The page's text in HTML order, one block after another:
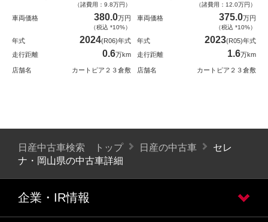
（諸費用：9.8万円）
車両価格 380.0万円
（税込 *10%）
年式 2024(R06)年式
走行距離
0.6万km
店舗名 カートピア２３倉敷
（諸費用：12.0万円）
車両価格 375.0万円
（税込 *10%）
年式 2023(R05)年式
走行距離
1.6万km
店舗名 カートピア２３倉敷
日産中古車検索 トップ 日産の中古車
セレ
ナ・岡山県の中古車詳細
企業・IR情報